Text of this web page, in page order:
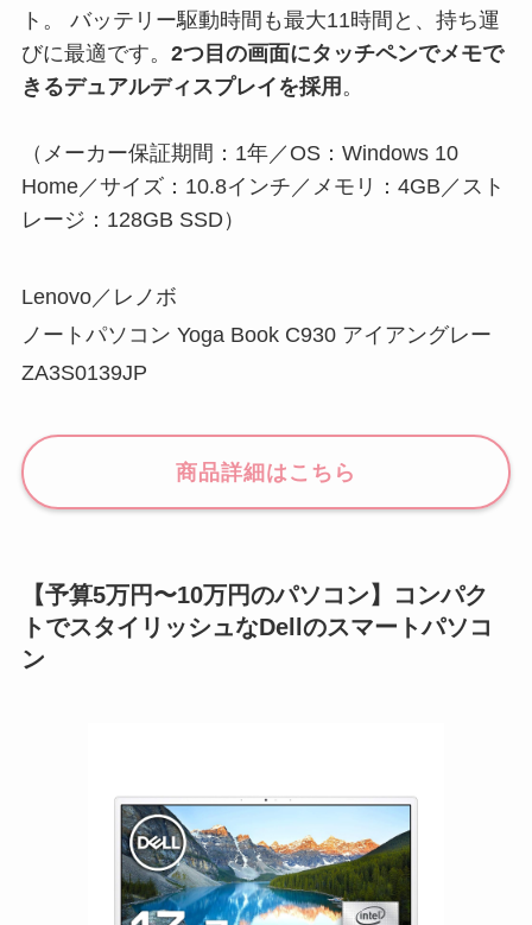
ト。 バッテリー駆動時間も最大11時間と、持ち運
びに最適です。 2つ目の画面にタッチペンでメモで
きるデュアルディスプレイを採用 。
（メーカー保証期間：1年／OS：Windows 10
Home／サイズ：10.8インチ／メモリ：4GB／スト
レージ：128GB SSD）
Lenovo／レノボ
ノートパソコン Yoga Book C930 アイアングレー
ZA3S0139JP
商品詳細はこちら
【予算5万円〜10万円のパソコン】コンパク
トでスタイリッシュなDellのスマートパソコ
ン